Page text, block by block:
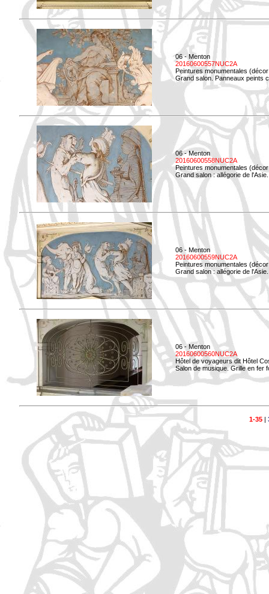
06 - Menton
20160600557NUC2A
Peintures monumentales
Grand salon. Panneaux peints
06 - Menton
20160600558NUC2A
Peintures monumentales
Grand salon : allégorie de
06 - Menton
20160600559NUC2A
Peintures monumentales
Grand salon : allégorie de l'Asie.
06 - Menton
20160600560NUC2A
Hôtel de voyageurs dit Hôtel
Salon de musique. Grille en fer
1-35|